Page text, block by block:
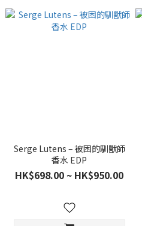
Serge Lutens – 被困的馴獸師
香水 EDP
HK$698.00 ~ HK$950.00